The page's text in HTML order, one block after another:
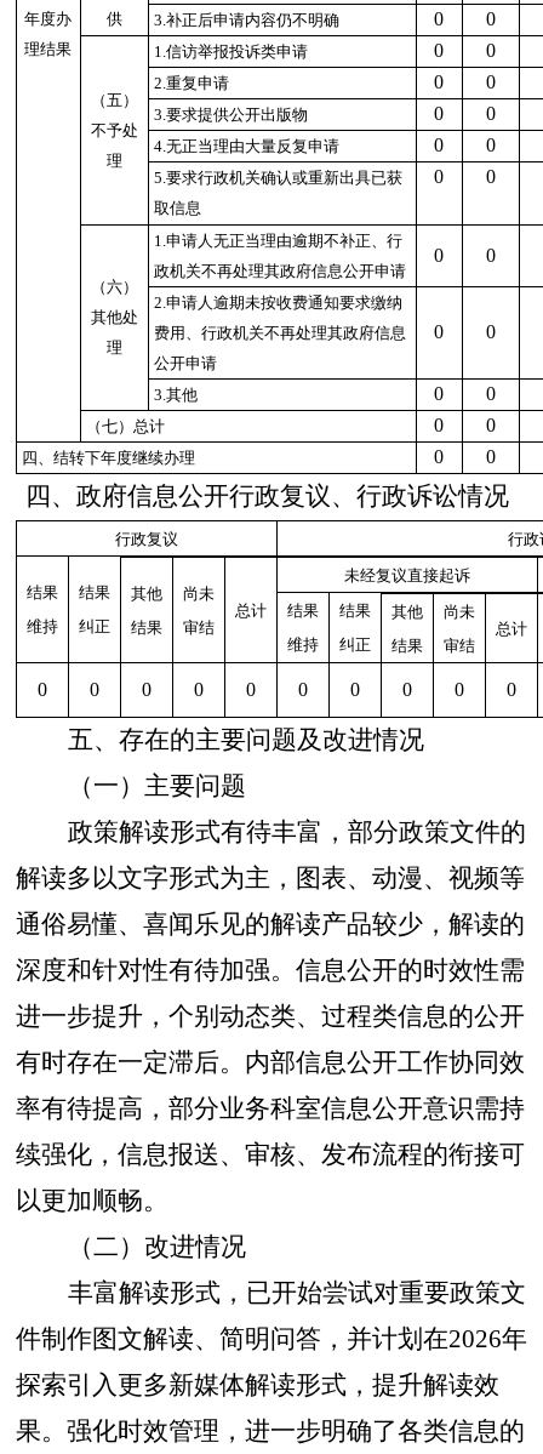
年度办
理结果
供
3.补正后申请内容仍不明确 0 0
（五）
不予处
理
1.信访举报投诉类申请 0 0
2.重复申请 0 0
3.要求提供公开出版物 0 0
4.无正当理由大量反复申请 0 0
5.要求行政机关确认或重新出具已获
取信息
0 0
（六）
其他处
理
1.申请人无正当理由逾期不补正、行
政机关不再处理其政府信息公开申请
0 0
2.申请人逾期未按收费通知要求缴纳
费用、行政机关不再处理其政府信息
公开申请
0 0
3.其他 0 0
（七）总计 0 0
四、结转下年度继续办理 0 0
四、政府信息公开行政复议、行政诉讼情况
行政复议 行政
结果
维持
结果
纠正
其他
结果
尚未
审结
总计
未经复议直接起诉
结果
维持
结果
纠正
其他
结果
尚未
审结
总计
0 0 0 0 0 0 0 0 0 0
五、存在的主要问题及改进情况
（一）主要问题
政策解读形式有待丰富 ， 部分政策文件的
解读多以文字形式为主，图表、动漫、视频等
通俗易懂、喜闻乐见的解读产品较少，解读的
深度和针对性有待加强。 信息公开的时效性需
进一步提升， 个别动态类、过程类信息的公开
有时存在一定滞后。 内部信息公开工作协同效
率有待提高 ， 部分业务科室信息公开意识需持
续强化，信息报送、审核、发布流程的衔接可
以更加顺畅。
（二）改进情况
丰富解读形式， 已开始尝试对重要政策文
件制作图文解读、简明问答，并计划在2026年
探索引入更多新媒体解读形式，提升解读效
果。 强化时效管理 ， 进一步明确了各类信息的